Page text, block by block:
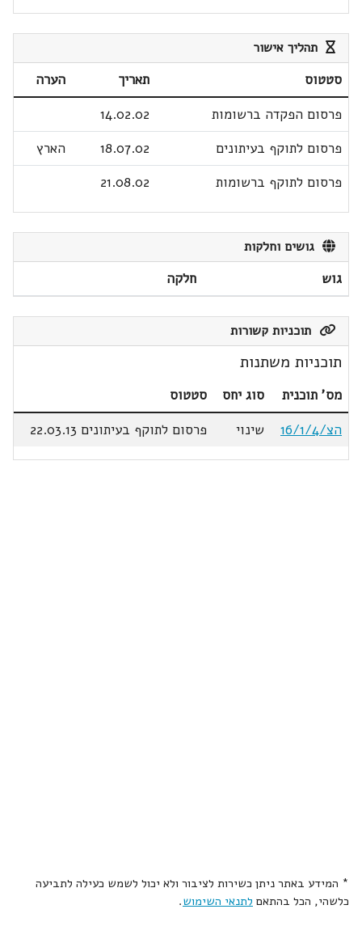
תהליך אישור
סטטוס תאריך
הערה
פרסום הפקדה ברשומות
14.02.02
פרסום לתוקף בעיתונים
18.07.02
הארץ
פרסום לתוקף ברשומות
21.08.02
גושים וחלקות
גוש חלקה
תוכניות קשורות
תוכניות משתנות
מס' תוכנית סוג יחס
סטטוס
הצ/16/1/4
שינוי פרסום לתוקף בעיתונים 22.03.13
* המידע באתר ניתן כשירות לציבור ולא יכול לשמש כעילה לתביעה
כלשהי, הכל בהתאם לתנאי השימוש.